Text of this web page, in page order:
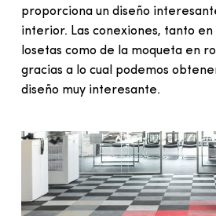
proporciona un diseño
interior. Las conexiones, tanto en
losetas como de la moqueta en
gracias a lo cual podemos
diseño muy interesante.